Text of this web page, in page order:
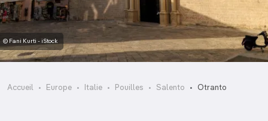
© Fani Kurti - iStock
Accueil Europe Italie Pouilles Salento Otranto